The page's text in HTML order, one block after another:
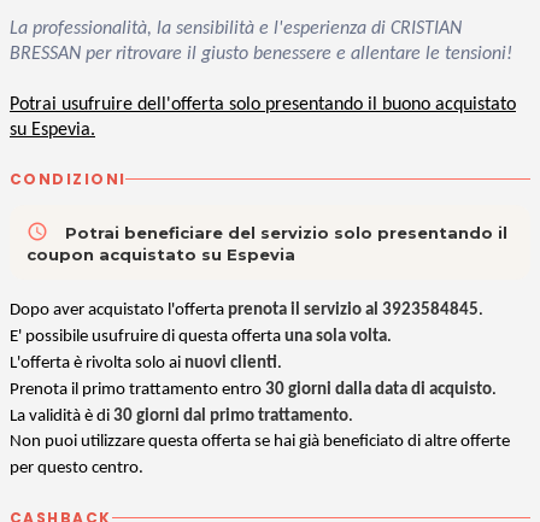
La professionalità, la sensibilità e l'esperienza di CRISTIAN
BRESSAN per ritrovare il giusto benessere e allentare le tensioni!
Potrai usufruire dell'offerta solo presentando il buono acquistato
su Espevia.
CONDIZIONI
access_time
Potrai beneficiare del servizio solo presentando il
coupon acquistato su Espevia
Dopo aver acquistato l'offerta prenota il servizio al 3923584845.
E' possibile usufruire di questa offerta una sola volta.
L'offerta è rivolta solo ai nuovi clienti.
Prenota il primo trattamento entro 30 giorni dalla data di acquisto.
La validità è di 30 giorni dal primo trattamento.
Non puoi utilizzare questa offerta se hai già beneficiato di altre offerte
per questo centro.
CASHBACK